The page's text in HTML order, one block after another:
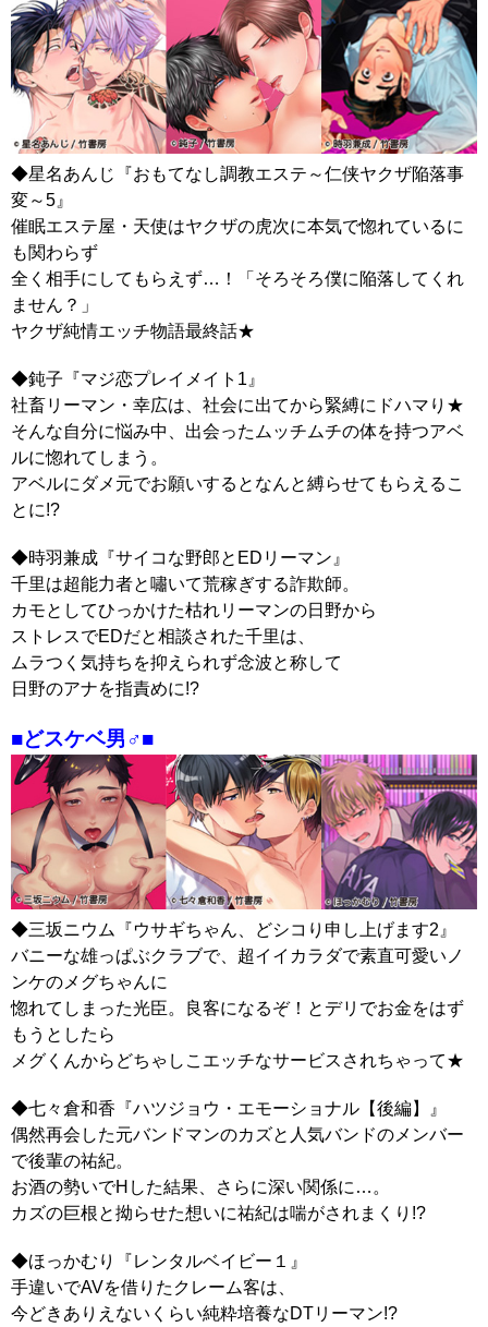
◆星名あんじ『おもてなし調教エステ～仁侠ヤクザ陥落事
変～5』
催眠エステ屋・天使はヤクザの虎次に本気で惚れているに
も関わらず
全く相手にしてもらえず…！「そろそろ僕に陥落してくれ
ません？」
ヤクザ純情エッチ物語最終話★
◆鈍子『マジ恋プレイメイト1』
社畜リーマン・幸広は、社会に出てから緊縛にドハマり★
そんな自分に悩み中、出会ったムッチムチの体を持つアベ
ルに惚れてしまう。
アベルにダメ元でお願いするとなんと縛らせてもらえるこ
とに!?
◆時羽兼成『サイコな野郎とEDリーマン』
千里は超能力者と嘯いて荒稼ぎする詐欺師。
カモとしてひっかけた枯れリーマンの日野から
ストレスでEDだと相談された千里は、
ムラつく気持ちを抑えられず念波と称して
日野のアナを指責めに!?
■どスケベ男♂■
◆三坂ニウム『ウサギちゃん、どシコり申し上げます2』
バニーな雄っぱぶクラブで、超イイカラダで素直可愛いノ
ンケのメグちゃんに
惚れてしまった光臣。良客になるぞ！とデリでお金をはず
もうとしたら
メグくんからどちゃしこエッチなサービスされちゃって★
◆七々倉和香『ハツジョウ・エモーショナル【後編】』
偶然再会した元バンドマンのカズと人気バンドのメンバー
で後輩の祐紀。
お酒の勢いでHした結果、さらに深い関係に…。
カズの巨根と拗らせた想いに祐紀は喘がされまくり!?
◆ほっかむり『レンタルベイビー１』
手違いでAVを借りたクレーム客は、
今どきありえないくらい純粋培養なDTリーマン!?